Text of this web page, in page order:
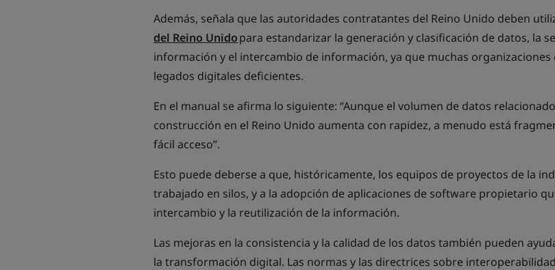
Además, señala que las autoridades contratantes del Reino Unido deben
del Reino Unidopara estandarizar la generación y clasificación de datos, la
información y el intercambio de información, ya que muchas organizaciones
legados digitales deficientes.
En el manual se afirma lo siguiente: “Aunque el volumen de datos
construcción en el Reino Unido aumenta con rapidez, a menudo está
fácil acceso”.
Esto puede deberse a que, históricamente, los equipos de proyectos de la
trabajado en silos, y a la adopción de aplicaciones de software propietario
intercambio y la reutilización de la información.
Las mejoras en la consistencia y la calidad de los datos también pueden
la transformación digital. Las normas y las directrices sobre